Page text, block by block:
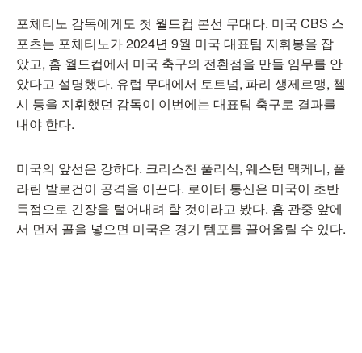
포체티노 감독에게도 첫 월드컵 본선 무대다. 미국 CBS 스
포츠는 포체티노가 2024년 9월 미국 대표팀 지휘봉을 잡
았고, 홈 월드컵에서 미국 축구의 전환점을 만들 임무를 안
았다고 설명했다. 유럽 무대에서 토트넘, 파리 생제르맹, 첼
시 등을 지휘했던 감독이 이번에는 대표팀 축구로 결과를
내야 한다.
미국의 앞선은 강하다. 크리스천 풀리식, 웨스턴 맥케니, 폴
라린 발로건이 공격을 이끈다. 로이터 통신은 미국이 초반
득점으로 긴장을 털어내려 할 것이라고 봤다. 홈 관중 앞에
서 먼저 골을 넣으면 미국은 경기 템포를 끌어올릴 수 있다.